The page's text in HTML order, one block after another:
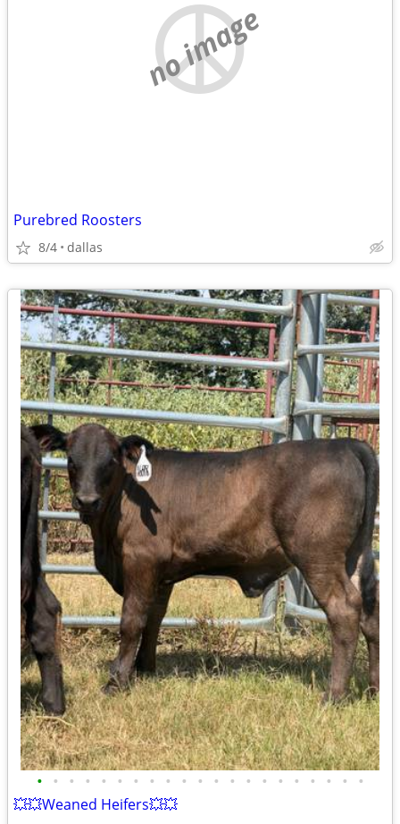
no image
Purebred Roosters
8/4 dallas
• • • • • • • • • • • • • • • • • • • • •
💥💥Weaned Heifers💥💥